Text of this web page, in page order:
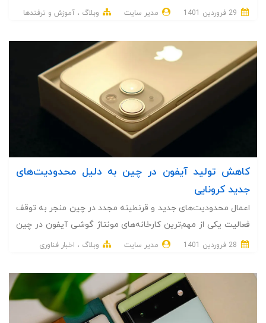
مدیر سایت وبلاگ آموزش و ترفندها
کاهش تولید آیفون در چین به دلیل محدودیت‌های
جدید کرونایی
اعمال محدودیت‌های جدید و قرنطینه مجدد در چین منجر به توقف
فعالیت یکی از مهم‌ترین کارخانه‌های مونتاژ گوشی آیفون در چین
شده است.
مدیر سایت وبلاگ اخبار فناوری